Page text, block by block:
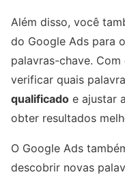
Além disso, você
do Google Ads para
palavras-chave.
verificar quais
qualificado e ajustar
obter resultados
O Google Ads
descobrir novas